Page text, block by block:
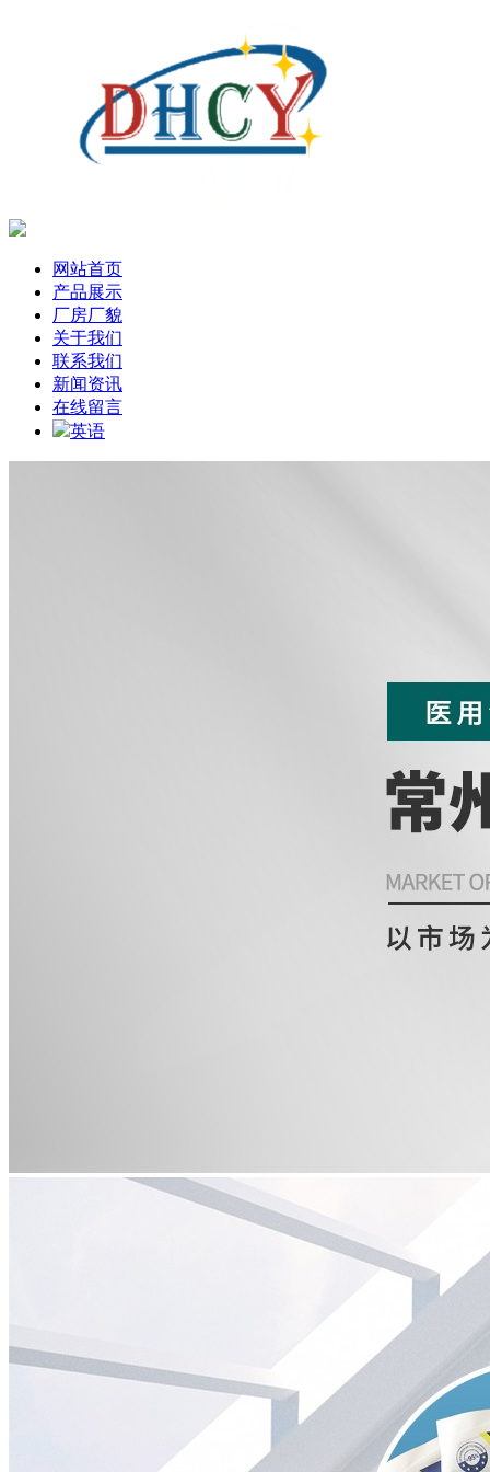
网站首页
产品展示
厂房厂貌
关于我们
联系我们
新闻资讯
在线留言
英语